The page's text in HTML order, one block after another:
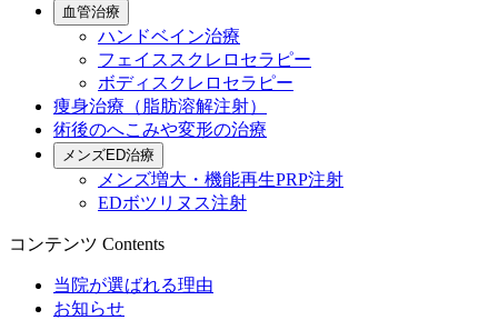
血管治療
ハンドベイン治療
フェイススクレロセラピー
ボディスクレロセラピー
痩身治療（脂肪溶解注射）
術後のへこみや変形の治療
メンズED治療
メンズ増大・機能再生PRP注射
EDボツリヌス注射
コンテンツ Contents
当院が選ばれる理由
お知らせ